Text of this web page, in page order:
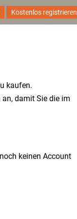
Kostenlos registrieren
kaufen.
damit Sie die im
keinen Account